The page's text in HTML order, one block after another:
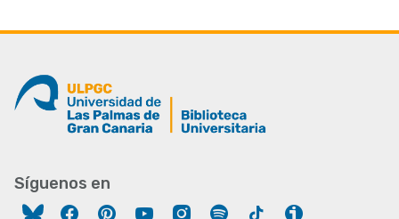
Síguenos en
FacebookPinterestYouTubeInstagram
Spotify Tiktok